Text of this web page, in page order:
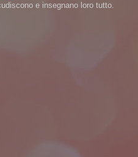
e insegnano loro tutto.